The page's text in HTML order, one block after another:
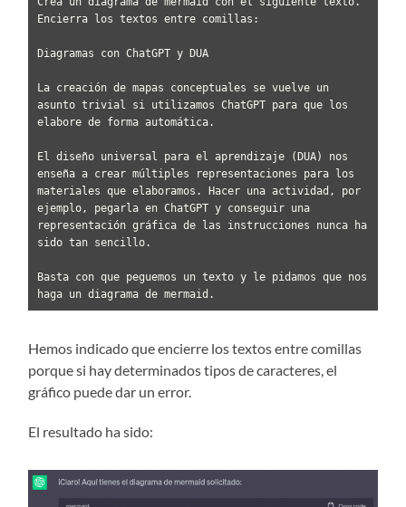
Encierra los textos entre comillas:
Diagramas con ChatGPT y DUA
La creación de mapas conceptuales se vuelve un
asunto trivial si utilizamos ChatGPT para que los
elabore de forma automática.
El diseño universal para el aprendizaje (DUA) nos
enseña a crear múltiples representaciones para los
materiales que elaboramos. Hacer una actividad, por
ejemplo, pegarla en ChatGPT y conseguir una
representación gráfica de las instrucciones nunca ha
sido tan sencillo.
Basta con que peguemos un texto y le pidamos que nos
haga un diagrama de mermaid.
Hemos indicado que encierre los textos entre comillas
porque si hay determinados tipos de caracteres, el
gráfico puede dar un error.
El resultado ha sido: